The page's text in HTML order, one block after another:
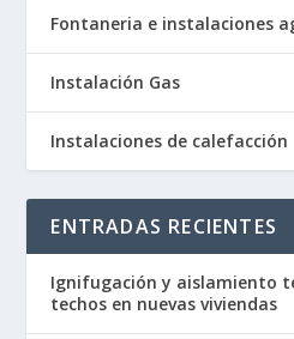
Fontaneria e instalaciones
Instalación Gas
Instalaciones de calefacción
ENTRADAS RECIENTES
Ignifugación y aislamiento
techos en nuevas viviendas